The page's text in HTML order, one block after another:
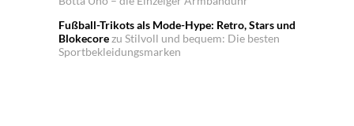
Fußball-Trikots als Mode-Hype: Retro, Stars und
Blokecorezu Stilvoll und bequem: Die besten
Sportbekleidungsmarken